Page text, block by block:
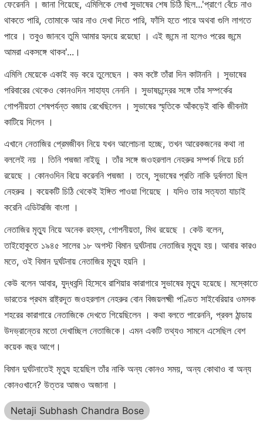
ফেরেননি । জানা গিয়েছে, এমিলিকে লেখা সুভাষের শেষ চিঠি ছিল...'প্রাণে বেঁচে নাও
থাকতে পারি, তোমাকে আর নাও দেখা দিতে পারি, ফাঁসি হতে পারে অথবা গুলি লাগতে
পারে । তবুও জানবে তুমি আমার হৃদয়ে রয়েছো । এই জন্মে না হলেও পরের জন্মে
আমরা একসঙ্গে থাকব'...।
এমিলি মেয়েকে একাই বড় করে তুলেছেন । কম কষ্টে তাঁরা দিন কাটাননি । সুভাষের
পরিবারের থেকেও কোনওদিন সাহায্য নেননি । সুভাষচন্দ্রের সঙ্গে তাঁর সম্পর্কের
গোপনীয়তা শেষপর্যন্ত বজায় রেখেছিলেন । সুভাষের স্মৃতিকে আঁকড়েই বাকি জীবনটা
কাটিয়ে দিলেন ।
এখানে নেতাজির প্রেমজীবন নিয়ে যখন আলোচনা হচ্ছে, তখন আরেকজনের কথা না
বললেই নয় । তিনি পদ্মজা নাইডু । তাঁর সঙ্গে জওহরলাল নেহরুর সম্পর্ক নিয়ে চর্চা
রয়েছে । কোনওদিন বিয়ে করেননি পদ্মজা । তবে, সুভাষের প্রতি নাকি দুর্বলতা ছিল
নেহরুর । কয়েকটি চিঠি থেকেই ইঙ্গিত পাওয়া গিয়েছে । যদিও তার সত্যতা যাচাই
করেনি এডিটরজি বাংলা ।
নেতাজির মৃত্যু নিয়ে অনেক রহস্য, গোপনীয়তা, মিথ রয়েছে । কেউ বলেন,
তাইহোকুতে ১৯৪৫ সালের ১৮ অগস্ট বিমান দুর্ঘটনায় নেতাজির মৃত্যু হয়। আবার কারও
মতে, ওই বিমান দুর্ঘটনায় নেতাজির মৃত্যু হয়নি ।
কেউ বলেন আবার, যুদ্ধবন্দি হিসেবে রাশিয়ার কারাগারে সুভাষের মৃত্যু হয়েছে। মস্কোতে
ভারতের প্রথম রাষ্ট্রদূত জওহরলাল নেহরুর বোন বিজয়লক্ষ্মী পণ্ডিত সাইবেরিয়ার ওমসক
শহরের কারাগারে নেতাজিকে দেখতে গিয়েছিলেন । কথা বলতে পারেননি, প্রবল ঠান্ডায়
উদভ্রান্তের মতো দেখাচ্ছিল নেতাজিকে। এমন একটি তথ্যও সামনে এসেছিল বেশ
কয়েক বছর আগে।
বিমান দুর্ঘটনাতেই মৃত্যু হয়েছিল তাঁর নাকি অন্য কোনও সময়, অন্য কোথাও বা অন্য
কোনওখানে? উত্তর আজও অজানা ।
Netaji Subhash Chandra Bose